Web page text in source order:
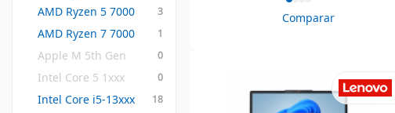
AMD Ryzen 5 7000 3
AMD Ryzen 7 7000 1
Apple M 5th Gen 0
Intel Core 5 1xxx 0
Intel Core i5-13xxx 18
Comparar